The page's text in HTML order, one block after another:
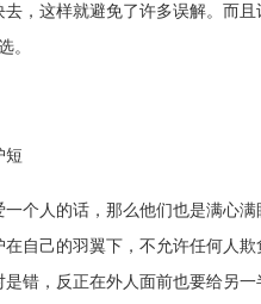
去，这样就避免了许多误解。而
。
短
一个人的话，那么他们也是满心
在自己的羽翼下，不允许任何人
错，反正在外人面前也要给另